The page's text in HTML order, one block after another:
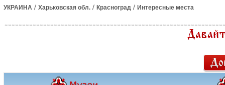
УКРАИНА / Харьковская обл. / Красноград / Интересные места